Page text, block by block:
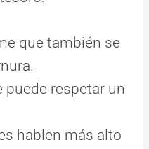
que también se
puede respetar un
hablen más alto